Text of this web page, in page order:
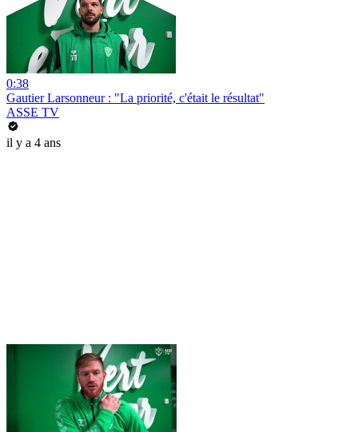
0:38
Gautier Larsonneur : "La priorité, c'était le résultat"
ASSE TV
il y a 4 ans